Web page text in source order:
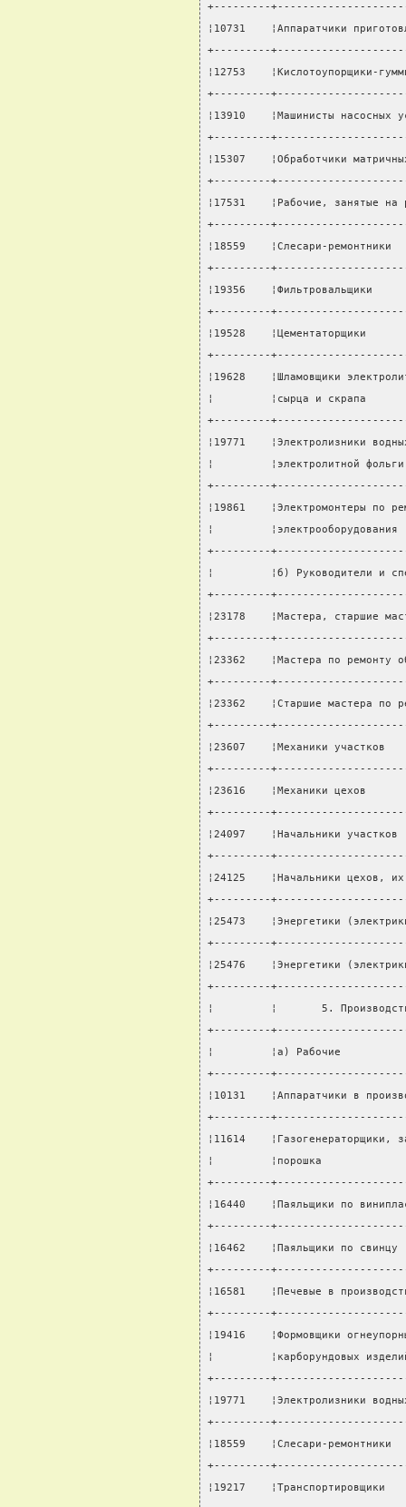
+---------
¦10731    ¦Аппаратчики
+---------
¦12753
+---------
¦13910    ¦Машинисты
+---------
¦15307    ¦Обработчики
+---------
¦17531    ¦Рабочие,
+---------
¦18559    ¦Слесари-
+---------
¦19356
+---------
¦19528
+---------
¦19628    ¦Шламовщики
¦         ¦сырца и
+---------
¦19771    ¦Электролизники
¦         ¦электролитной
+---------
¦19861    ¦Электромонтеры
¦
+---------
¦         ¦б) Руководители
+---------
¦23178    ¦Мастера,
+---------
¦23362    ¦Мастера по
+---------
¦23362    ¦Старшие мастера
+---------
¦23607    ¦Механики
+---------
¦23616    ¦Механики
+---------
¦24097    ¦Начальники
+---------
¦24125    ¦Начальники цехов,
+---------
¦25473    ¦Энергетики
+---------
¦25476    ¦Энергетики
+---------
¦         ¦       5.
+---------
¦         ¦а) Рабочие
+---------
¦10131    ¦Аппаратчики в
+---------
¦11614    ¦Газогенераторщики,
¦         ¦порошка
+---------
¦16440    ¦Паяльщики по
+---------
¦16462    ¦Паяльщики по
+---------
¦16581    ¦Печевые в
+---------
¦19416    ¦Формовщики
¦         ¦карборундовых
+---------
¦19771    ¦Электролизники
+---------
¦18559    ¦Слесари-
+---------
¦19217